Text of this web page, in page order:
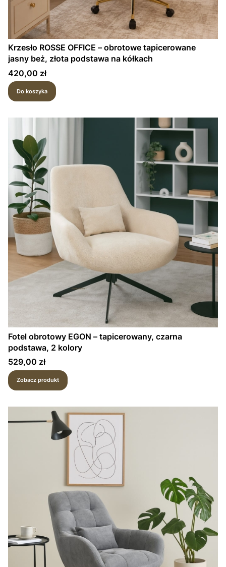
Krzesło ROSSE OFFICE – obrotowe tapicerowane
jasny beż, złota podstawa na kółkach
Cena
420,00 zł
Do koszyka
Fotel obrotowy EGON – tapicerowany, czarna
podstawa, 2 kolory
Cena
529,00 zł
Zobacz produkt